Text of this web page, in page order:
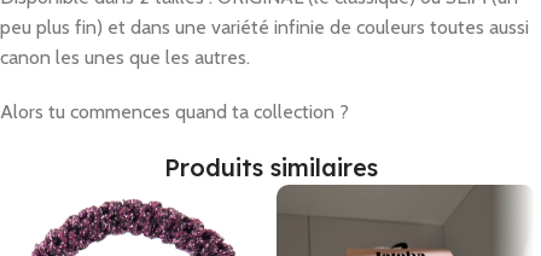
peu plus fin) et dans une variété infinie de couleurs toutes aussi
canon les unes que les autres.
Alors tu commences quand ta collection ?
Produits similaires